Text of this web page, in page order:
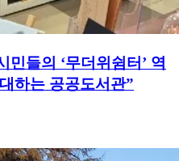
민들의 ‘무더위쉼터’ 역
하는 공공도서관”